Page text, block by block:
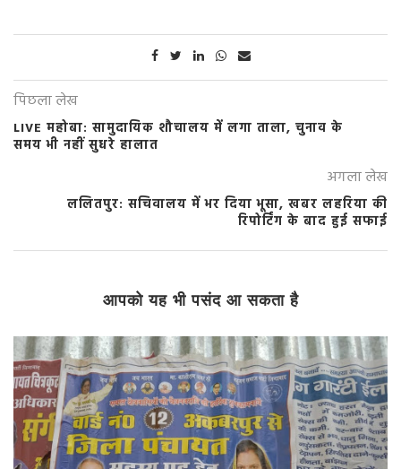
पिछला लेख
LIVE महोबा: सामुदायिक शौचालय में लगा ताला, चुनाव के
समय भी नहीं सुधरे हालात
अगला लेख
ललितपुर: सचिवालय में भर दिया भूसा, खबर लहरिया की
रिपोर्टिंग के बाद हुई सफाई
आपको यह भी पसंद आ सकता है